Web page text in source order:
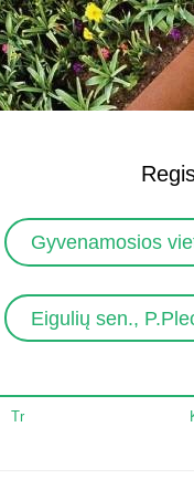
Gyvenamosios
Eigulių sen.,
Tr